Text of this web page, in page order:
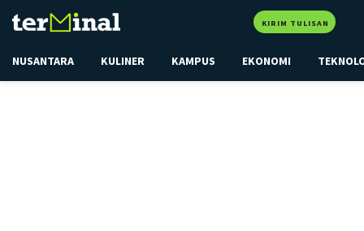
KIRIM TULISAN
NUSANTARA KULINER KAMPUS EKONOMI